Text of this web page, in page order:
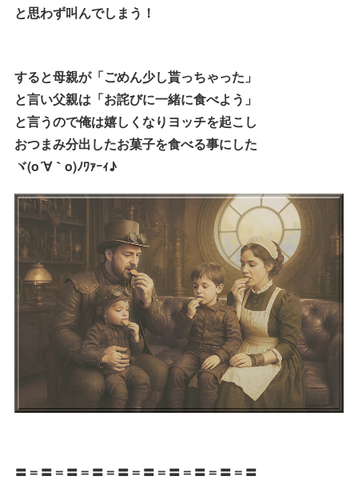
と思わず叫んでしまう！
すると母親が「ごめん少し貰っちゃった」
と言い父親は「お詫びに一緒に食べよう」
と言うので俺は嬉しくなりヨッチを起こし
おつまみ分出したお菓子を食べる事にした
ヾ(o´∀｀o)ﾉﾜｧｰｨ♪
〓＝〓＝〓＝〓＝〓＝〓＝〓＝〓＝〓＝〓